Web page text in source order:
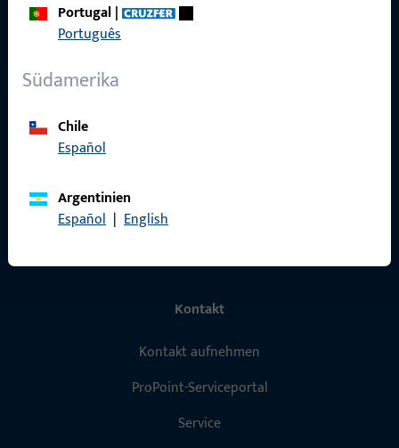
Portugal|
Português
Südamerika
Chile
Español
Argentinien
Español | English
Schnelleinstieg
Produktkatalog
Kontakt
Kontakt aufnehmen
ProPoint-Serviceportal
Service